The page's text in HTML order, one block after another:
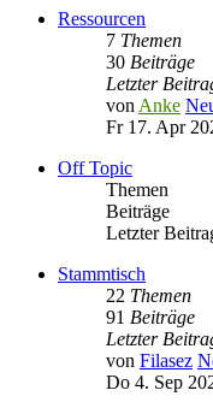
Ressourcen
7 Themen
30 Beiträge
Letzter
von Anke
Fr 17. Apr
Off Topic
Themen
Beiträge
Letzter
Stammtisch
22 Themen
91 Beiträge
Letzter
von Filasez
Do 4. Sep